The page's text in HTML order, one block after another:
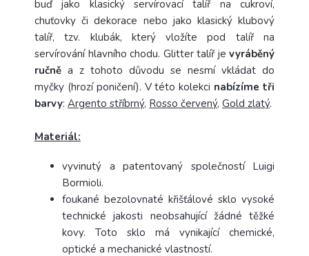
buď jako klasický servírovací talíř na cukroví,
chuťovky či dekorace nebo jako klasický klubový
talíř, tzv. klubák, který vložíte pod talíř na
servírování hlavního chodu. Glitter talíř je vyráběný
ručně a z tohoto důvodu se nesmí vkládat do
myčky (hrozí poničení). V této kolekci nabízíme tři
barvy: Argento stříbrný, Rosso červený, Gold zlatý.
Materiál:
vyvinutý a patentovaný společností Luigi
Bormioli.
foukané bezolovnaté křišťálové sklo vysoké
technické jakosti neobsahující žádné těžké
kovy. Toto sklo má vynikající chemické,
optické a mechanické vlastností.